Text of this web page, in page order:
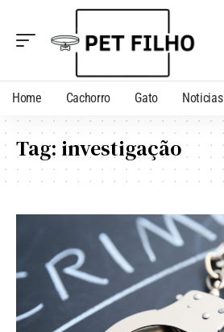
Home Cachorro Gato Noticias
Tag: investigação